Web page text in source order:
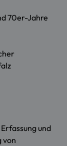
70er-Jahre
und
von